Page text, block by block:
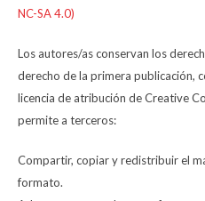
NC-SA 4.0)
Los autores/as conservan los
derecho de la primera publicación,
licencia de atribución de Creative
permite a terceros:
Compartir, copiar y redistribuir el
formato.